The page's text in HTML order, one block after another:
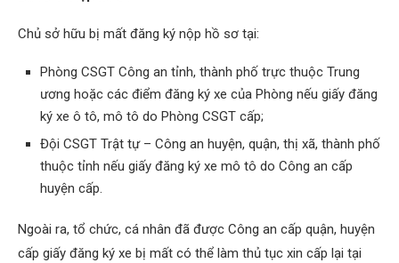
Chủ sở hữu bị mất đăng ký nộp hồ sơ tại:
Phòng CSGT Công an tỉnh, thành phố trực thuộc Trung
ương hoặc các điểm đăng ký xe của Phòng nếu giấy đăng
ký xe ô tô, mô tô do Phòng CSGT cấp;
Đội CSGT Trật tự – Công an huyện, quận, thị xã, thành phố
thuộc tỉnh nếu giấy đăng ký xe mô tô do Công an cấp
huyện cấp.
Ngoài ra, tổ chức, cá nhân đã được Công an cấp quận, huyện
cấp giấy đăng ký xe bị mất có thể làm thủ tục xin cấp lại tại